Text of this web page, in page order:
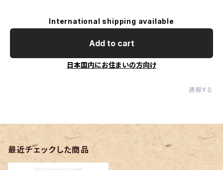
International shipping available
Add to cart
日本国内にお住まいの方向け
通報する
最近チェックした商品